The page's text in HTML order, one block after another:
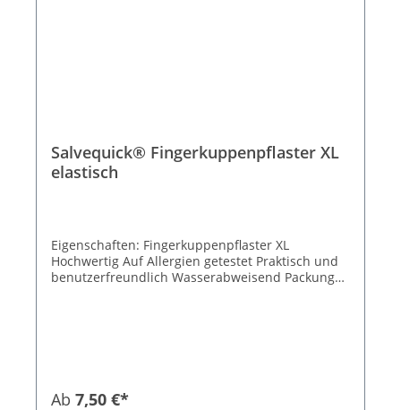
Salvequick® Fingerkuppenpflaster XL
elastisch
Eigenschaften: Fingerkuppenpflaster XL
Hochwertig Auf Allergien getestet Praktisch und
benutzerfreundlich Wasserabweisend Packung
Ab 7,50 €*